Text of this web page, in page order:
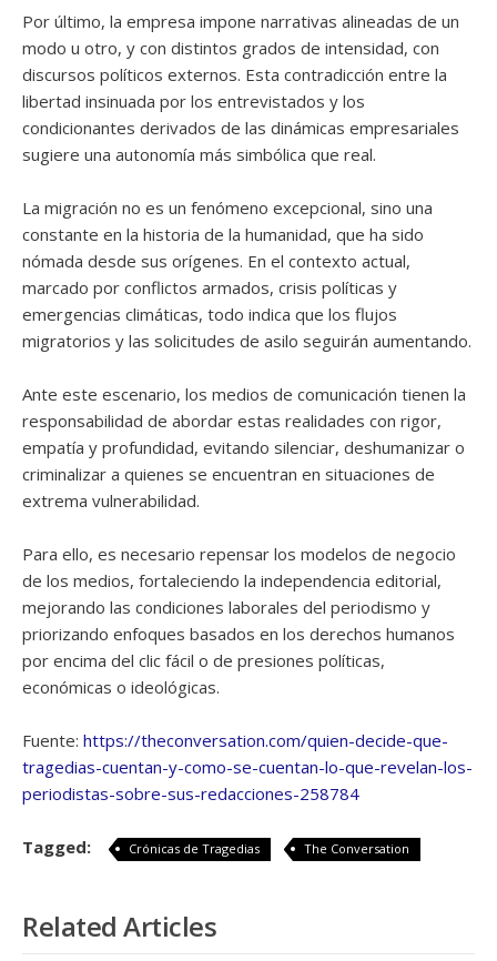
Por último, la empresa impone narrativas alineadas de un
modo u otro, y con distintos grados de intensidad, con
discursos políticos externos. Esta contradicción entre la
libertad insinuada por los entrevistados y los
condicionantes derivados de las dinámicas empresariales
sugiere una autonomía más simbólica que real.
La migración no es un fenómeno excepcional, sino una
constante en la historia de la humanidad, que ha sido
nómada desde sus orígenes. En el contexto actual,
marcado por conflictos armados, crisis políticas y
emergencias climáticas, todo indica que los flujos
migratorios y las solicitudes de asilo seguirán aumentando.
Ante este escenario, los medios de comunicación tienen la
responsabilidad de abordar estas realidades con rigor,
empatía y profundidad, evitando silenciar, deshumanizar o
criminalizar a quienes se encuentran en situaciones de
extrema vulnerabilidad.
Para ello, es necesario repensar los modelos de negocio
de los medios, fortaleciendo la independencia editorial,
mejorando las condiciones laborales del periodismo y
priorizando enfoques basados en los derechos humanos
por encima del clic fácil o de presiones políticas,
económicas o ideológicas.
Fuente: https://theconversation.com/quien-decide-que-
tragedias-cuentan-y-como-se-cuentan-lo-que-revelan-los-
periodistas-sobre-sus-redacciones-258784
Tagged: Crónicas de Tragedias The Conversation
Related Articles